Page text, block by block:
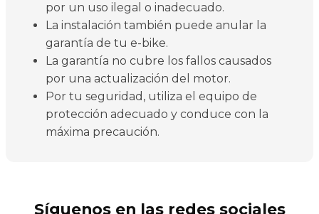
por un uso ilegal o inadecuado.
La instalación también puede anular la
garantía de tu e-bike.
La garantía no cubre los fallos causados
por una actualización del motor.
Por tu seguridad, utiliza el equipo de
protección adecuado y conduce con la
máxima precaución.
Síguenos en las redes sociales